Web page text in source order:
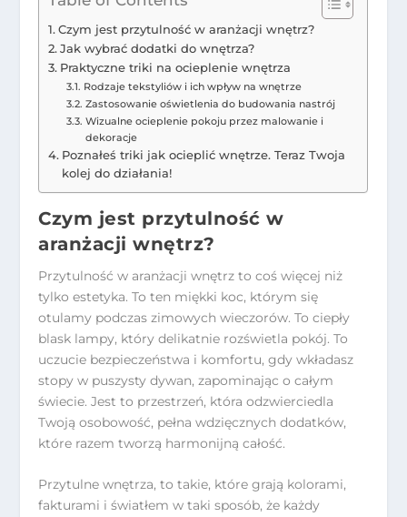
Czym jest przytulność w aranżacji wnętrz?
Jak wybrać dodatki do wnętrza?
Praktyczne triki na ocieplenie wnętrza
Rodzaje tekstyliów i ich wpływ na wnętrze
Zastosowanie oświetlenia do budowania nastrój
Wizualne ocieplenie pokoju przez malowanie i
dekoracje
Poznałeś triki jak ocieplić wnętrze. Teraz Twoja
kolej do działania!
Czym jest przytulność w
aranżacji wnętrz?
Przytulność w aranżacji wnętrz to coś więcej niż
tylko estetyka. To ten miękki koc, którym się
otulamy podczas zimowych wieczorów. To ciepły
blask lampy, który delikatnie rozświetla pokój. To
uczucie bezpieczeństwa i komfortu, gdy wkładasz
stopy w puszysty dywan, zapominając o całym
świecie. Jest to przestrzeń, która odzwierciedla
Twoją osobowość, pełna wdzięcznych dodatków,
które razem tworzą harmonijną całość.
Przytulne wnętrza, to takie, które grają kolorami,
fakturami i światłem w taki sposób, że każdy